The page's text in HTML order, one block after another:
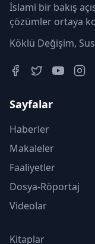
İslami bir bakış
çözümler ortaya
Köklü Değişim,
Sayfalar
Haberler
Makaleler
Faaliyetler
Dosya-Röportaj
Videolar
Kitaplar